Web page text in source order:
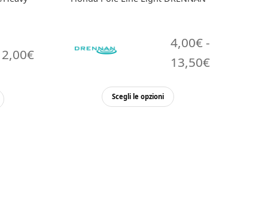
€
4,00€-
13,50€Fascia
Scegli le opzioni
Questo